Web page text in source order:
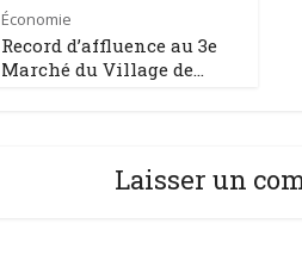
Économie
Record d’affluence au 3e
Marché du Village de...
Laisser un